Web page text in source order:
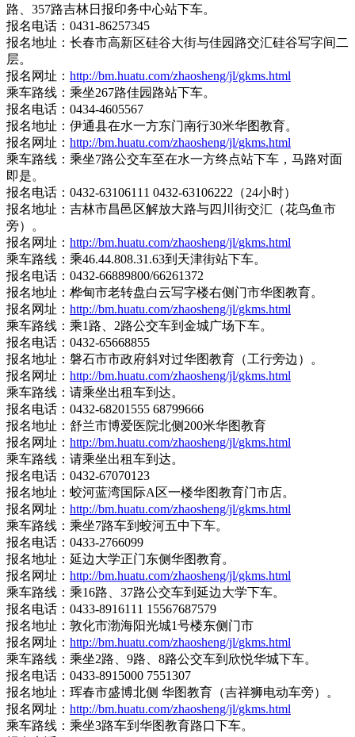
路、357路吉林日报印务中心站下车。
报名电话：0431-86257345
报名地址：长春市高新区硅谷大街与佳园路交汇硅谷写字间二
层。
报名网址： http://bm.huatu.com/zhaosheng/jl/gkms.html
乘车路线：乘坐267路佳园路站下车。
报名电话：0434-4605567
报名地址：伊通县在水一方东门南行30米华图教育。
报名网址： http://bm.huatu.com/zhaosheng/jl/gkms.html
乘车路线：乘坐7路公交车至在水一方终点站下车，马路对面
即是。
报名电话：0432-63106111 0432-63106222（24小时）
报名地址：吉林市昌邑区解放大路与四川街交汇（花鸟鱼市
旁）。
报名网址： http://bm.huatu.com/zhaosheng/jl/gkms.html
乘车路线：乘46.44.808.31.63到天津街站下车。
报名电话：0432-66889800/66261372
报名地址：桦甸市老转盘白云写字楼右侧门市华图教育。
报名网址： http://bm.huatu.com/zhaosheng/jl/gkms.html
乘车路线：乘1路、2路公交车到金城广场下车。
报名电话：0432-65668855
报名地址：磐石市市政府斜对过华图教育（工行旁边）。
报名网址： http://bm.huatu.com/zhaosheng/jl/gkms.html
乘车路线：请乘坐出租车到达。
报名电话：0432-68201555 68799666
报名地址：舒兰市博爱医院北侧200米华图教育
报名网址： http://bm.huatu.com/zhaosheng/jl/gkms.html
乘车路线：请乘坐出租车到达。
报名电话：0432-67070123
报名地址：蛟河蓝湾国际A区一楼华图教育门市店。
报名网址： http://bm.huatu.com/zhaosheng/jl/gkms.html
乘车路线：乘坐7路车到蛟河五中下车。
报名电话：0433-2766099
报名地址：延边大学正门东侧华图教育。
报名网址： http://bm.huatu.com/zhaosheng/jl/gkms.html
乘车路线：乘16路、37路公交车到延边大学下车。
报名电话：0433-8916111 15567687579
报名地址：敦化市渤海阳光城1号楼东侧门市
报名网址： http://bm.huatu.com/zhaosheng/jl/gkms.html
乘车路线：乘坐2路、9路、8路公交车到欣悦华城下车。
报名电话：0433-8915000 7551307
报名地址：珲春市盛博北侧 华图教育（吉祥狮电动车旁）。
报名网址： http://bm.huatu.com/zhaosheng/jl/gkms.html
乘车路线：乘坐3路车到华图教育路口下车。